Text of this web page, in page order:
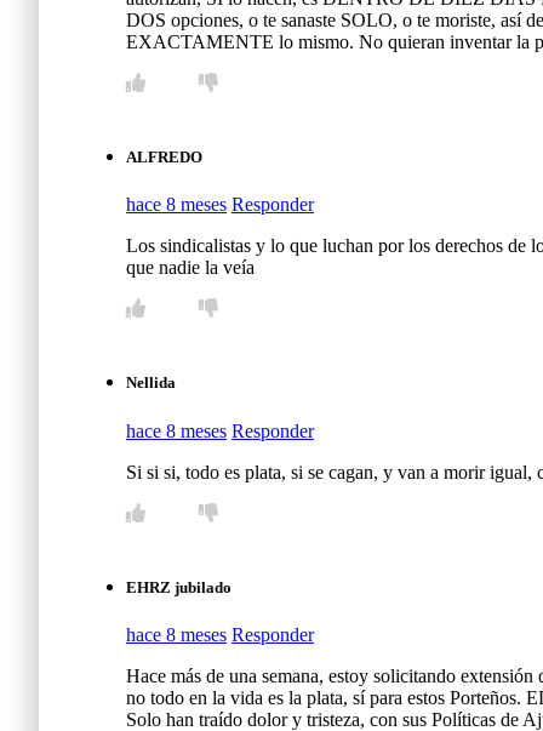
DOS opciones, o te sanaste SOLO, o te moriste, así
EXACTAMENTE lo mismo. No quieran inventar la
ALFREDO
hace 8 meses Responder
Los sindicalistas y lo que luchan por los derechos de
que nadie la veía
Nellida
hace 8 meses Responder
Si si si, todo es plata, si se cagan, y van a morir
EHRZ jubilado
hace 8 meses Responder
Hace más de una semana, estoy solicitando
no todo en la vida es la plata, sí para estos
Solo han traído dolor y tristeza, con sus Políticas de